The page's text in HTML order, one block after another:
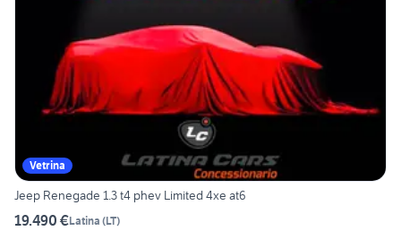
Vetrina
Jeep Renegade 1.3 t4 phev Limited 4xe at6
19.490 €Latina (LT)